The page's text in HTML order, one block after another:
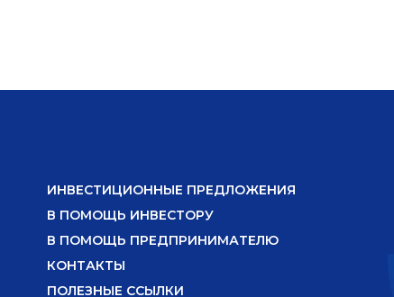
ИНВЕСТИЦИОННЫЕ ПРЕДЛОЖЕНИЯ
В ПОМОЩЬ ИНВЕСТОРУ
В ПОМОЩЬ ПРЕДПРИНИМАТЕЛЮ
КОНТАКТЫ
ПОЛЕЗНЫЕ ССЫЛКИ